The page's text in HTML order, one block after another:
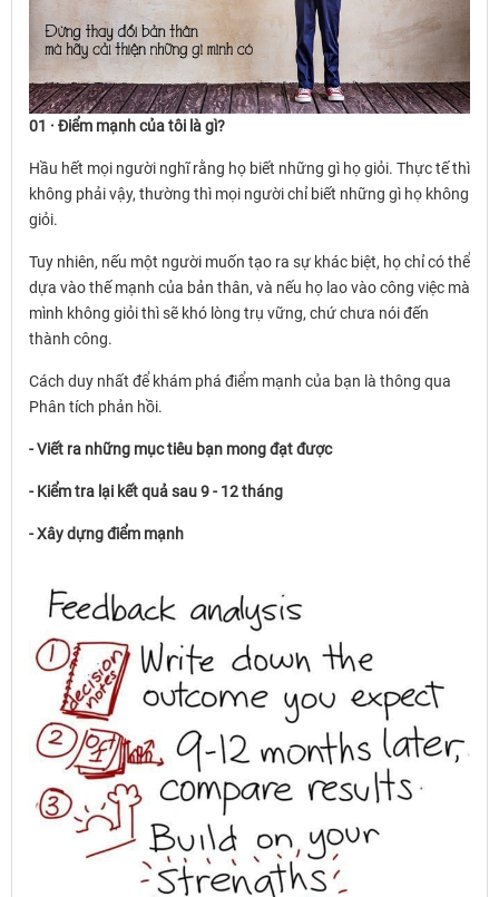
01 · Điểm mạnh của tôi là gì?
Hầu hết mọi người nghĩ rằng họ biết những gì họ giỏi. Thực tế thì
không phải vậy, thường thì mọi người chỉ biết những gì họ không
giỏi.
Tuy nhiên, nếu một người muốn tạo ra sự khác biệt, họ chỉ có thể
dựa vào thế mạnh của bản thân, và nếu họ lao vào công việc mà
mình không giỏi thì sẽ khó lòng trụ vững, chứ chưa nói đến
thành công.
Cách duy nhất để khám phá điểm mạnh của bạn là thông qua
Phân tích phản hồi.
- Viết ra những mục tiêu bạn mong đạt được
- Kiểm tra lại kết quả sau 9 - 12 tháng
- Xây dựng điểm mạnh